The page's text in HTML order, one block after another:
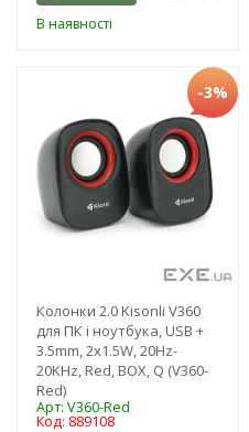
В наявності
-3%
Колонки 2.0 Kisonli V360
для ПК і ноутбука, USB +
3.5mm, 2x1.5W, 20Hz-
20KHz, Red, BOX, Q (V360-
Red)
Арт: V360-Red
Код: 889108